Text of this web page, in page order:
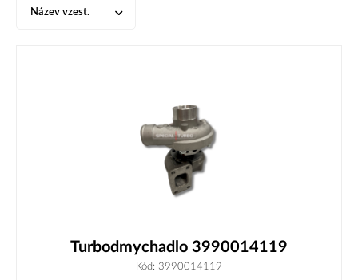
Název vzest.
Turbodmychadlo 3990014119
Kód: 3990014119